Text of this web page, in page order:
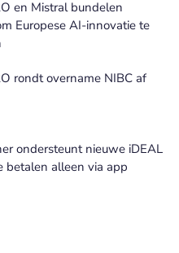
en Mistral bundelen
Europese AI-innovatie te
rondt overname NIBC af
ondersteunt nieuwe iDEAL
betalen alleen via app